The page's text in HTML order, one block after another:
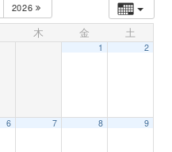
2026
木 金 土
1 2
6 7 8 9